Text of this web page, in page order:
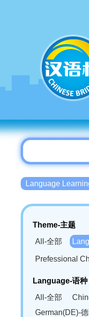
Language
Theme-主题
All-全部
Prefessional
Language-语种
All-全部
German(DE)-